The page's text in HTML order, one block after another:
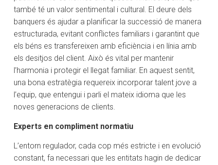
també té un valor sentimental i cultural. El deure dels
banquers és ajudar a planificar la successió de manera
estructurada, evitant conflictes familiars i garantint que
els béns es transfereixen amb eficiència i en línia amb
els desitjos del client. Això és vital per mantenir
l’harmonia i protegir el llegat familiar. En aquest sentit,
una bona estratègia requereix incorporar talent jove a
l’equip, que entengui i parli el mateix idioma que les
noves generacions de clients.
Experts en compliment normatiu
L’entorn regulador, cada cop més estricte i en evolució
constant, fa necessari que les entitats hagin de dedicar